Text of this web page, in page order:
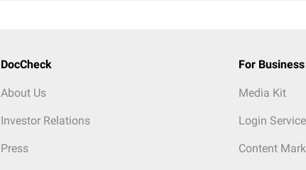
DocCheck
About Us
Investor Relations
Press
For Business
Media Kit
Login
Content